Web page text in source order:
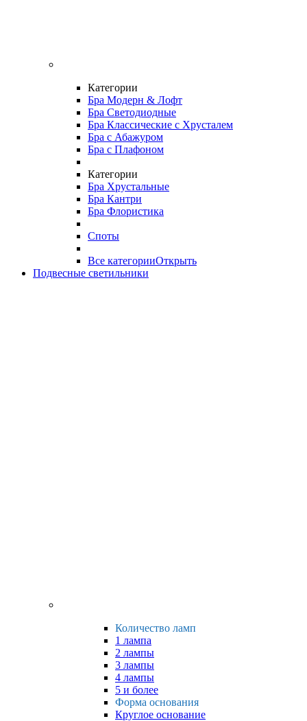
Категории
Бра Модерн & Лофт
Бра Светодиодные
Бра Классические с Хрусталем
Бра с Абажуром
Бра с Плафоном
Категории
Бра Хрустальные
Бра Кантри
Бра Флористика
Споты
Все категорииОткрыть
Подвесные светильники
Количество ламп
1 лампа
2 лампы
3 лампы
4 лампы
5 и более
Форма основания
Круглое основание